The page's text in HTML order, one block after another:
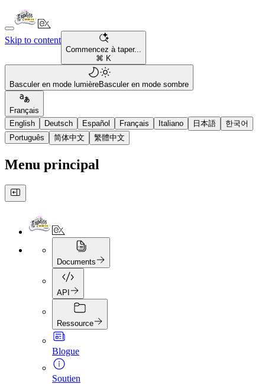
Skip to content
Commencez à taper...
⌘ K
Basculer en mode lumièreBasculer en mode sombre
Français
English
Deutsch Español Français Italiano 日本語
한국어
Português
简体中文 繁體中文
Menu principal
Documents
API
Ressource
Blogue
Soutien